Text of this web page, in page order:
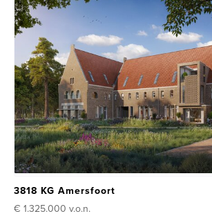
3818 KG Amersfoort
€ 1.325.000 v.o.n.